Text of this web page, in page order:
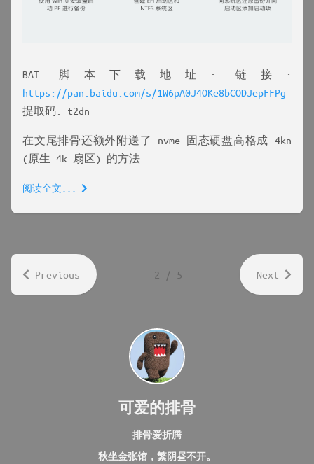
BAT 脚本下载地址: 链接:
https://pan.baidu.com/s/1W6pA0J4OKe8bCODJepFFPg
提取码: t2dn
在文尾排骨还额外附送了 nvme 固态硬盘高格成 4kn
(原生 4k 扇区) 的方法.
阅读全文...
Previous 2 / 5 Next
可爱的排骨
排骨爱折腾
秋坐金张馆，繁阴昼不开。